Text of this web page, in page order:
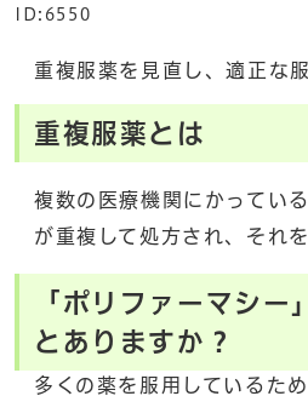
ID:6550
重複服薬を見直し、適正な
重複服薬とは
複数の医療機関にかってい
が重複して処方され、それ
「ポリファーマシー
とありますか？
多くの薬を服用しているた